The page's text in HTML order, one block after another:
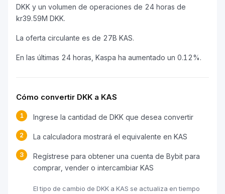
DKK y un volumen de operaciones de 24 horas de
kr39.59M DKK.
La oferta circulante es de 27B KAS.
En las últimas 24 horas, Kaspa ha aumentado un 0.12%.
Cómo convertir DKK a KAS
1 Ingrese la cantidad de DKK que desea convertir
2 La calculadora mostrará el equivalente en KAS
3
Regístrese para obtener una cuenta de Bybit para
comprar, vender o intercambiar KAS
El tipo de cambio de DKK a KAS se actualiza en tiempo